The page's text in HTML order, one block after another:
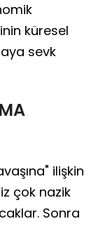
küresel
sevk
ilişkin
çok nazik
Sonra